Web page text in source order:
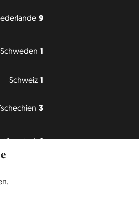
9
Schweden 1
Schweiz 1
3
1